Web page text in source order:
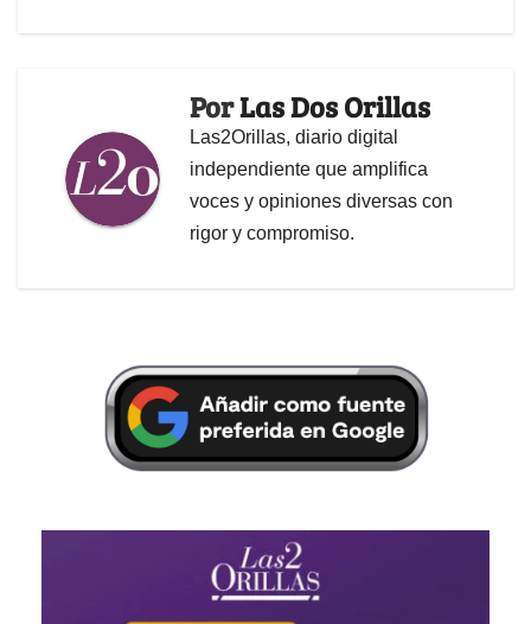
PorLas Dos Orillas
Las2Orillas, diario digital
independiente que amplifica
voces y opiniones diversas con
rigor y compromiso.